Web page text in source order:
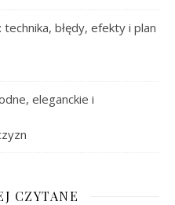
błędy, efekty i plan
eleganckie i
CZYTANE